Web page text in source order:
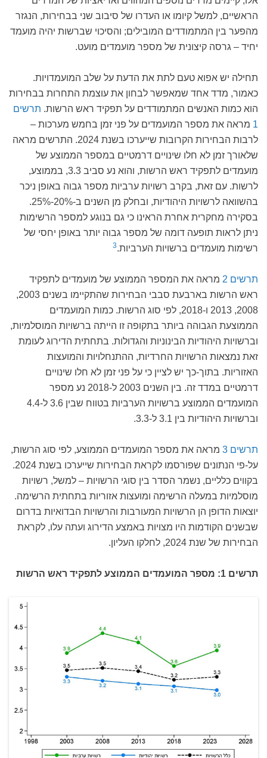
הראשיים, למשל קיומו או העדרו של סיבוב שני בבחירות, הנגזר
מהפער בין המתמודדים המובילים; והסיכוי שברשות יהיה מועמד
יחיד – גרסה קיצונית של מספר מועמדים מועט.
תחילה יש אפוא טעם לתת את הדעת על שלב המועמדויות.
כאמור, מדד אחד שמאפשר לבחון את עוצמת התחרות בבחירות
הוא כמות האנשים המתמודדים על תפקיד ראש הרשות. תרשים
1 מראה את מספר המועמדים על פני זמן בחמש מערכות –
לרבות הבחירות הקרובות שייערכו בשנת 2024. התרשים מראה
שלאורך זמן לא חלו שינויים דרמטיים במספר הממוצע של
מועמדים לתפקיד ראש הרשות, והוא נע סביב 3.3, בממוצע,
לרשות. עם זאת, בקרב רשויות ערביות מספר גבוה באופן ניכר
בהשוואה לרשויות היהודיות, ובחלק מן השנים ב-20%-25%.
בסקירה מחקרית אחרת הראינו כי גם בנוגע למספר הרשימות
ניתן לראות תופעה דומה של מספר גבוה יותר באופן יחסי של
רשימות מועמדים ברשויות הערביות.3
תרשים 2
מראה את המספר הממוצע של מועמדים לתפקיד
ראש הרשות בארבעת סבבי הבחירות שהתקיימו בשנים 2003,
2008, 2013 ו-2018, לפי סוג הרשות. כמות המועמדים
הממוצעת הגבוהה ביותר בתקופה זו הייתה ברשויות המוסלמיות,
וברשויות היהודיות הבינוניות והגדולות. בתחתית הדירוג לעומת
זאת נמצאות הרשויות החרדיות, ההתנחלויות והמועצות
האזוריות. בתוך-כך יש לציין כי על פני זמן לא חלו שינויים
דרמטיים במדד זה. בין השנים 2003 ל-2018 נע מספר
המועמדים הממוצע ברשויות הערביות בטווח שבין 3.6 ל-4.4
וברשויות היהודיות בין 3.1 ל-3.3.
תרשים 3
מראה את מספר המועמדים הממוצע, לפי סוג הרשות,
על-פי הנתונים שפורסמו לקראת הבחירות שייערכו בשנת 2024.
בקווים כלליים, נשמר הסדר בין סוגי הרשויות – למשל, רשויות
מוסלמיות במעלה הרשימה ומועצות אזוריות בתחתית הרשימה.
יוצאות הדופן הן הרשויות המעורבות והרשויות הבדואיות בדרום
שבשנים הקודמות היו מצויות באמצע הדירוג ועתה עלו, לקראת
הבחירות של שנת 2024, לחלקו העליון.
תרשים 1: מספר המועמדים הממוצע לתפקיד ראש הרשות